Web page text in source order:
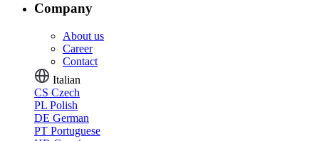
Company
About us
Career
Contact
Italian
CS Czech
PL Polish
DE German
PT Portuguese